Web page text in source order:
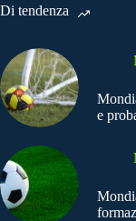
Di tendenza
e